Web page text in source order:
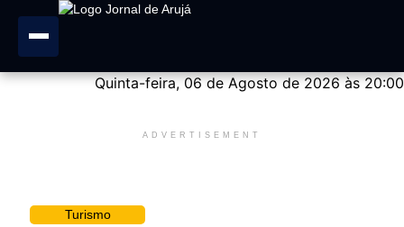
Quinta-feira, 06 de Agosto de 2026 às 20:00
ADVERTISEMENT
Turismo